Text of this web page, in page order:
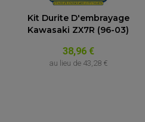
Kit Durite D'embrayage
Kawasaki ZX7R (96-03)
38,96 €
au lieu de 43,28 €